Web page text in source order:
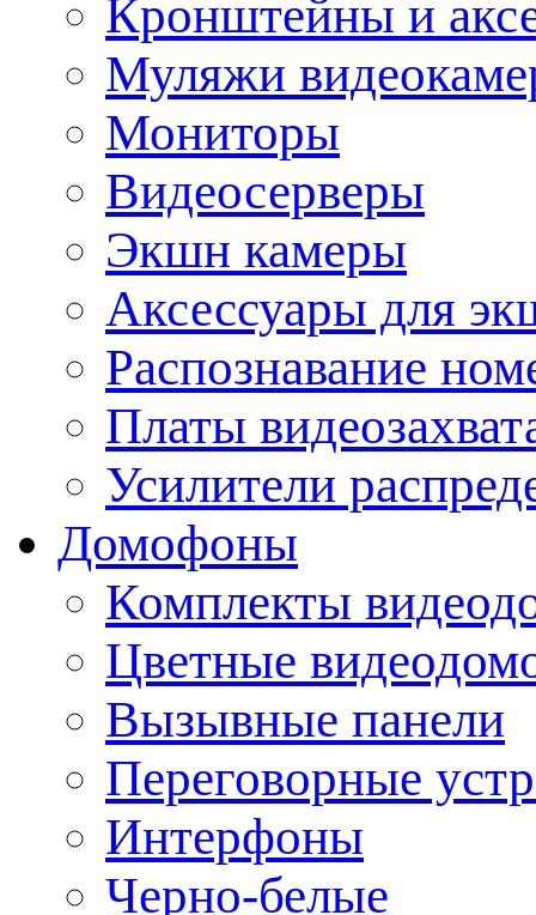
Кронштейны и
Муляжи
Мониторы
Видеосерверы
Экшн камеры
Аксессуары для
Распознавание
Платы
Усилители
Домофоны
Комплекты
Цветные
Вызывные панели
Переговорные
Интерфоны
Черно-белые